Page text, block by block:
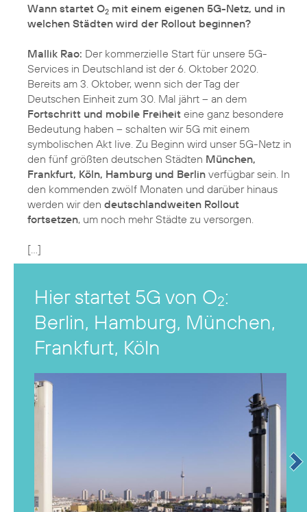
Wann startet O2 mit einem eigenen 5G-Netz, und in
welchen Städten wird der Rollout beginnen?
Mallik Rao: Der kommerzielle Start für unsere 5G-
Services in Deutschland ist der 6. Oktober 2020.
Bereits am 3. Oktober, wenn sich der Tag der
Deutschen Einheit zum 30. Mal jährt – an dem
Fortschritt und mobile Freiheit eine ganz besondere
Bedeutung haben – schalten wir 5G mit einem
symbolischen Akt live . Zu Beginn wird unser 5G-Netz in
den fünf größten deutschen Städten München,
Frankfurt, Köln, Hamburg und Berlin verfügbar sein. In
den kommenden zwölf Monaten und darüber hinaus
werden wir den deutschlandweiten Rollout
fortsetzen, um noch mehr Städte zu versorgen.
[…]
Hier startet 5G von O2:
Berlin, Hamburg, München,
Frankfurt, Köln